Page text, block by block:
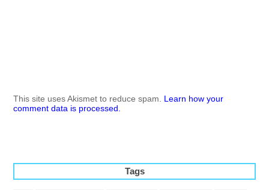
This site uses Akismet to reduce spam. Learn how your
comment data is processed.
Tags